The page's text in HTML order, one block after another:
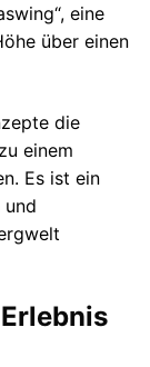
eine
über einen
die
einem
Es ist ein
und